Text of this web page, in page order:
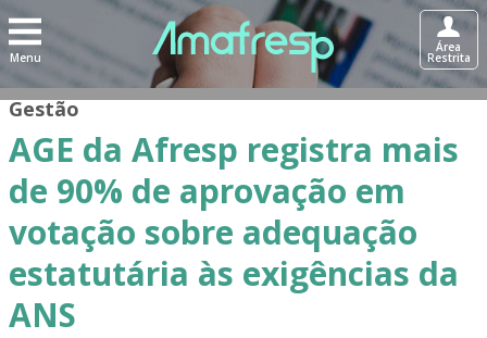
Menu
Área
Restrita
Gestão
AGE da Afresp registra mais
de 90% de aprovação em
votação sobre adequação
estatutária às exigências da
ANS